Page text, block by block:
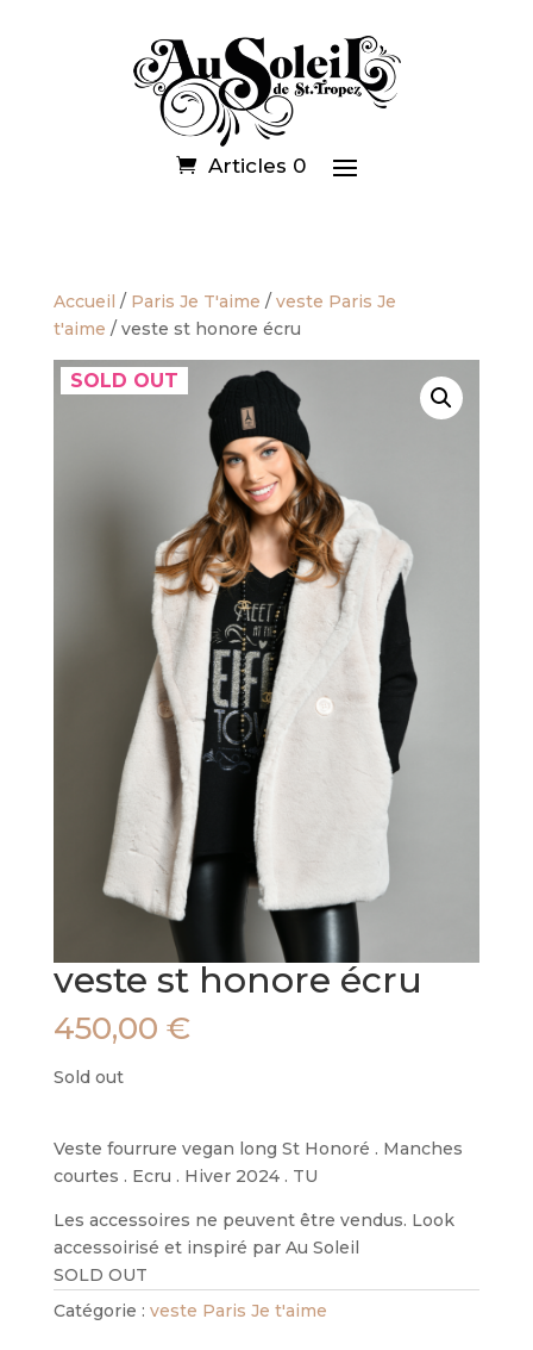
Articles 0
Accueil / Paris Je T'aime / veste Paris Je
t'aime / veste st honore écru
SOLD OUT
veste st honore écru
450,00 €
Sold out
Veste fourrure vegan long St Honoré . Manches
courtes . Ecru . Hiver 2024 . TU
Les accessoires ne peuvent être vendus. Look
accessoirisé et inspiré par Au Soleil
SOLD OUT
Catégorie : veste Paris Je t'aime